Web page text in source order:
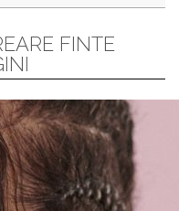
FINTE